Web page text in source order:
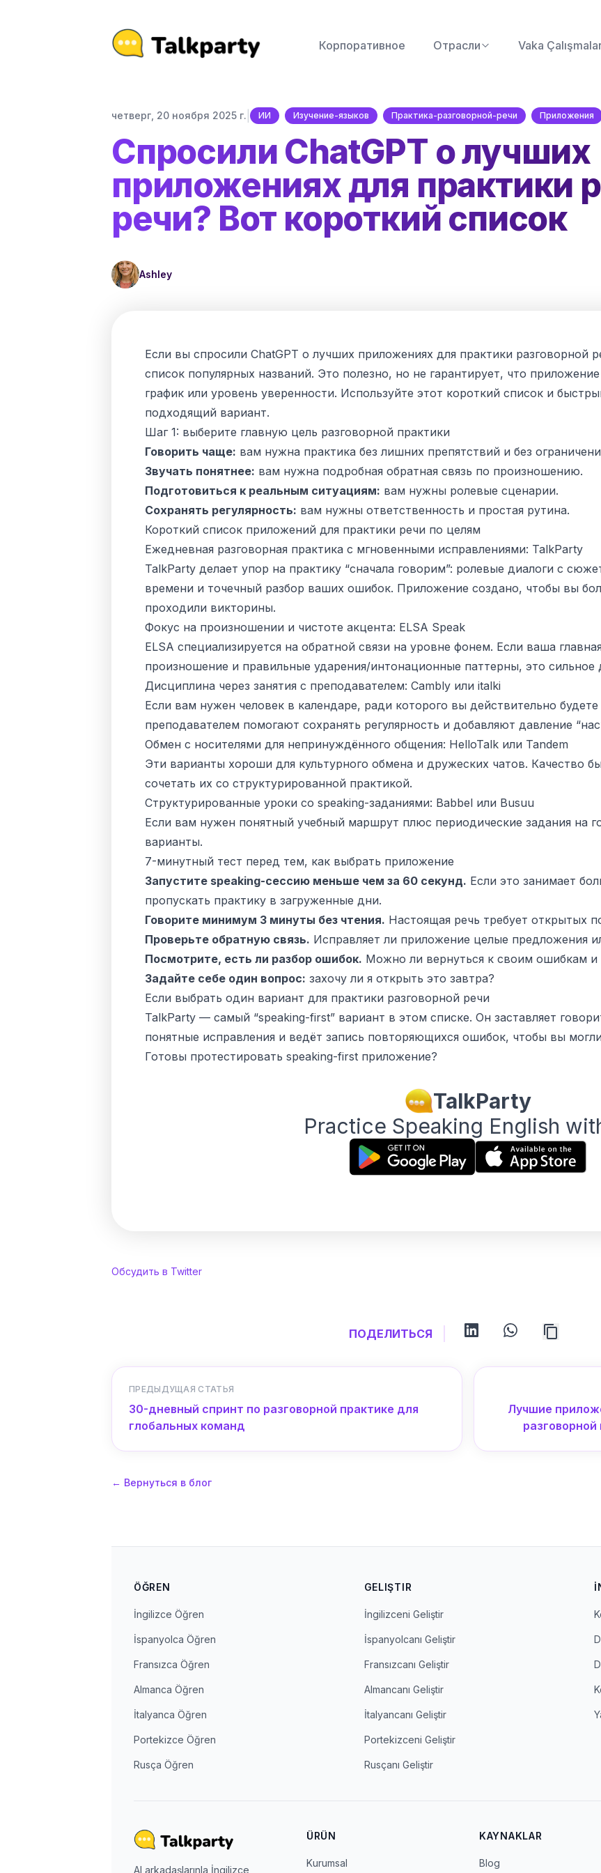
Корпоративное Отрасли Vaka
четверг, 20 ноября 2025 г. ИИ Изучение-языков Практика-разговорной-речи Приложения
Спросили ChatGPT о лучших
приложениях для практики
речи? Вот короткий список
Ashley
Если вы спросили ChatGPT о лучших приложениях для практики разговорной
список популярных названий. Это полезно, но не гарантирует, что
график или уровень уверенности. Используйте этот короткий список и
подходящий вариант.
Шаг 1: выберите главную цель разговорной практики
Говорить чаще: вам нужна практика без лишних препятствий и без
Звучать понятнее: вам нужна подробная обратная связь по произношению.
Подготовиться к реальным ситуациям: вам нужны ролевые сценарии.
Сохранять регулярность: вам нужны ответственность и простая рутина.
Короткий список приложений для практики речи по целям
Ежедневная разговорная практика с мгновенными исправлениями: TalkParty
TalkParty делает упор на практику “сначала говорим”: ролевые диалоги с
времени и точечный разбор ваших ошибок. Приложение создано, чтобы вы
проходили викторины.
Фокус на произношении и чистоте акцента: ELSA Speak
ELSA специализируется на обратной связи на уровне фонем. Если ваша
произношение и правильные ударения/интонационные паттерны, это сильное
Дисциплина через занятия с преподавателем: Cambly или italki
Если вам нужен человек в календаре, ради которого вы действительно
преподавателем помогают сохранять регулярность и добавляют давление
Обмен с носителями для непринуждённого общения: HelloTalk или Tandem
Эти варианты хороши для культурного обмена и дружеских чатов. Качество
сочетать их со структурированной практикой.
Структурированные уроки со speaking-заданиями: Babbel или Busuu
Если вам нужен понятный учебный маршрут плюс периодические задания на
варианты.
7-минутный тест перед тем, как выбрать приложение
Запустите speaking-сессию меньше чем за 60 секунд. Если это занимает
пропускать практику в загруженные дни.
Говорите минимум 3 минуты без чтения. Настоящая речь требует открытых
Проверьте обратную связь. Исправляет ли приложение целые предложения
Посмотрите, есть ли разбор ошибок. Можно ли вернуться к своим ошибкам и
Задайте себе один вопрос: захочу ли я открыть это завтра?
Если выбрать один вариант для практики разговорной речи
TalkParty — самый “speaking-first” вариант в этом списке. Он заставляет
понятные исправления и ведёт запись повторяющихся ошибок, чтобы вы
Готовы протестировать speaking-first приложение?
TalkParty
Practice Speaking English
Обсудить в Twitter
ПОДЕЛИТЬСЯ linkedin whatsapp
ПРЕДЫДУЩАЯ СТАТЬЯ
30-дневный спринт по разговорной практике для
глобальных команд
Лучшие
← Вернуться в блог
ÖĞREN
İngilizce Öğren
İspanyolca Öğren
Fransızca Öğren
Almanca Öğren
İtalyanca Öğren
Portekizce Öğren
Rusça Öğren
GELIŞTIR
İngilizceni Geliştir
İspanyolcanı Geliştir
Fransızcanı Geliştir
Almancanı Geliştir
İtalyancanı Geliştir
Portekizceni Geliştir
Rusçanı Geliştir
AI arkadaşlarınla İngilizce
ÜRÜN
Kurumsal
KAYNAKLAR
Blog